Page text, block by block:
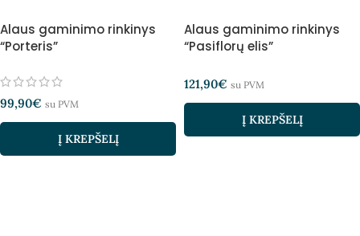
Alaus gaminimo rinkinys
“Porteris”
99,90€ su PVM
Į KREPŠELĮ
Alaus gaminimo rinkinys
“Pasiflorų elis”
121,90€ su PVM
Į KREPŠELĮ